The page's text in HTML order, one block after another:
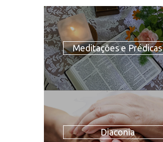
Meditações e Prédicas
Diaconia